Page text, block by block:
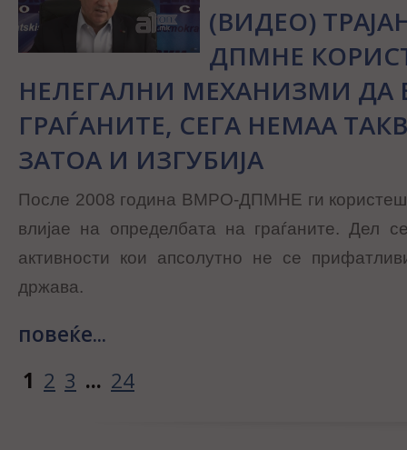
(ВИДЕО)
ДПМНЕ
НЕЛЕГАЛНИ МЕХАНИЗМИ ДА
ГРАЃАНИТЕ, СЕГА НЕМАА
ЗАТОА И ИЗГУБИЈА
После 2008 година ВМРО-ДПМНЕ ги
влијае на определбата на граѓаните. Дел
активности кои апсолутно не се
држава.
повеќе...
1 2 3 ... 24